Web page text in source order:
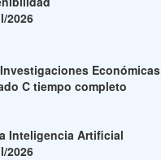
2026
Económicas
C tiempo completo
Inteligencia Artificial
2026